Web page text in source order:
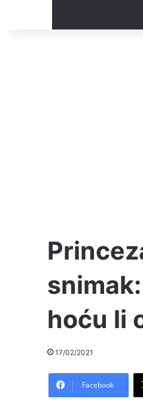
hoću li
17/02/2021
Facebook